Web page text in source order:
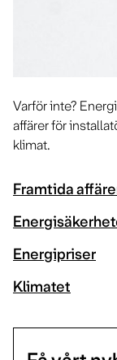
Varför inte?
affärer för
klimat.
Framtida
Energipriser
Klimatet